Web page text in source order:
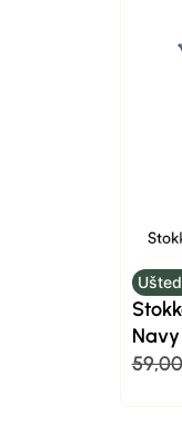
Navy